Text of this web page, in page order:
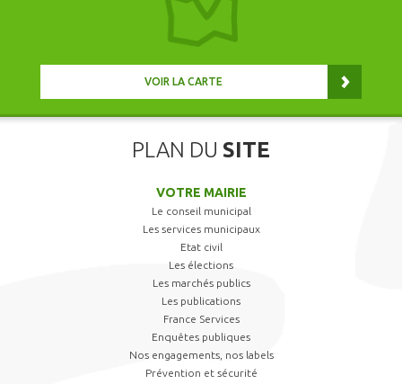
VOIR LA CARTE
PLAN DU SITE
VOTRE MAIRIE
Le conseil municipal
Les services municipaux
Etat civil
Les élections
Les marchés publics
Les publications
France Services
Enquêtes publiques
Nos engagements, nos labels
Prévention et sécurité